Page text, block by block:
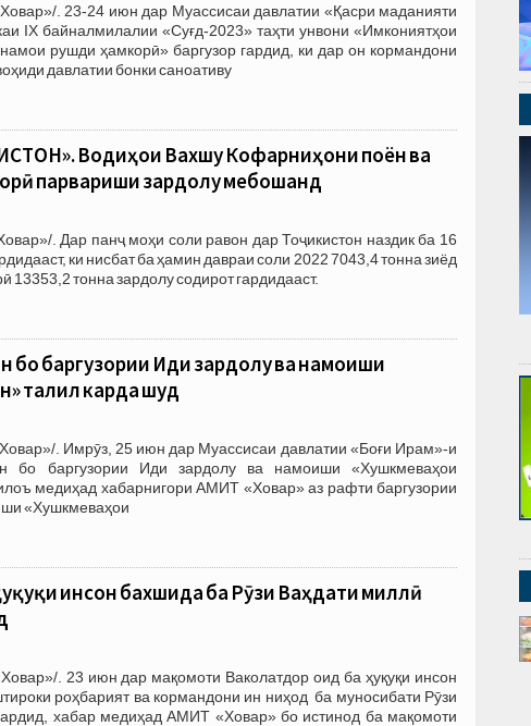
. 23-24 июн дар Муассисаи давлатии «Қасри маданияти
IX байналмилалии «Суғд-2023» таҳти унвони «Имкониятҳои
рушди ҳамкорӣ» баргузор гардид, ки дар он кормандони
давлатии бонки саноативу
Водиҳои Вахшу Кофарниҳони поён ва
парвариши зардолу мебошанд
. Дар панҷ моҳи соли равон дар Тоҷикистон наздик ба 16
ки нисбат ба ҳамин давраи соли 2022 7043,4 тонна зиёд
13353,2 тонна зардолу содирот гардидааст.
бо баргузории Иди зардолу ва намоиши
таҷлил карда шуд
. Имрӯз, 25 июн дар Муассисаи давлатии «Боғи Ирам»-и
бо баргузории Иди зардолу ва намоиши «Хушкмеваҳои
медиҳад хабарнигори АМИТ «Ховар» аз рафти баргузории
«Хушкмеваҳои
инсон бахшида ба Рӯзи Ваҳдати миллӣ
. 23 июн дар мақомоти Ваколатдор оид ба ҳуқуқи инсон
роҳбарият ва кормандони ин ниҳод ба муносибати Рӯзи
хабар медиҳад АМИТ «Ховар» бо истинод ба мақомоти